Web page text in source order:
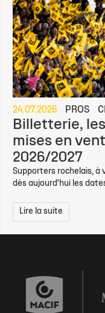
24.07.2026 PROS
Billetterie,
mises en
2026/2027
Supporters rochelais, à
dès aujourd'hui les
Lire la suite